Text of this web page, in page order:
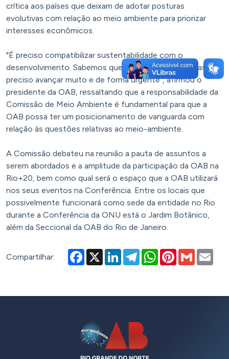
crítica aos países que deixam de adotar posturas
evolutivas com relação ao meio ambiente para priorizar
interesses econômicos.
"É preciso compatibilizar sustentabilidade com o
desenvolvimento. Sabemos que não é tarefa fácil, mas é
preciso avançar muito e de forma urgente", afirmou o
presidente da OAB, ressaltando que a responsabilidade da
Comissão de Meio Ambiente é fundamental para que a
OAB possa ter um posicionamento de vanguarda com
relação às questões relativas ao meio-ambiente.
A Comissão debateu na reunião a pauta de assuntos a
serem abordados e a amplitude da participação da OAB na
Rio+20, bem como qual será o espaço que a OAB utilizará
nos seus eventos na Conferência. Entre os locais que
possivelmente funcionará como sede da entidade no Rio
durante a Conferência da ONU está o Jardim Botânico,
além da Seccional da OAB do Rio de Janeiro.
Compartilhar: Facebook
X LinkedInTelegramWhatsAppPinterest
Gmail